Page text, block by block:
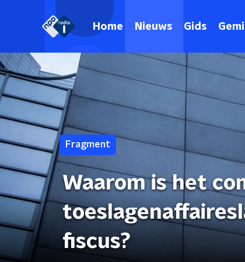
Home Nieuws Gids
Fragment
Waarom is het
fiscus?